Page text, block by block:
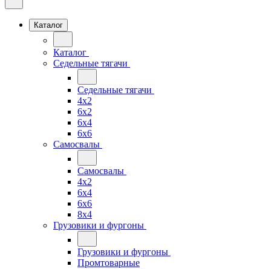
Каталог
Каталог
Седельные тягачи
Седельные тягачи
4x2
6x2
6x4
6x6
Самосвалы
Самосвалы
4x2
6x4
6x6
8x4
Грузовики и фургоны
Грузовики и фургоны
Промтоварные